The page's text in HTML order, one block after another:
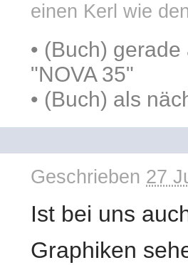
einen Kerl wie
• (Buch) gerade
"NOVA 35"
• (Buch) als
Geschrieben 27
Ist bei uns
Graphiken